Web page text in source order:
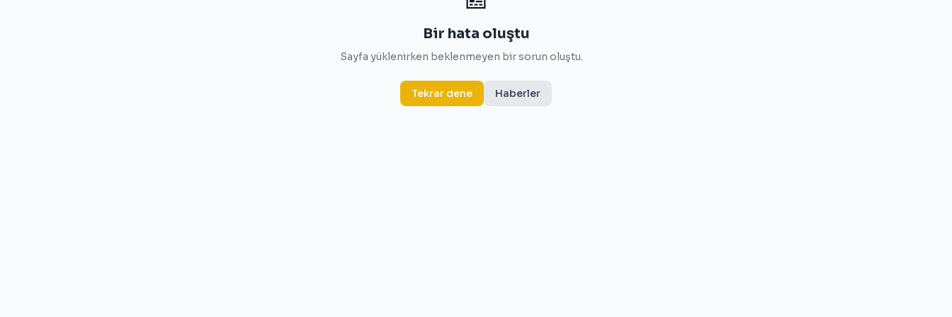
Bir hata oluştu
Sayfa yüklenirken beklenmeyen bir sorun oluştu.
Tekrar dene Haberler